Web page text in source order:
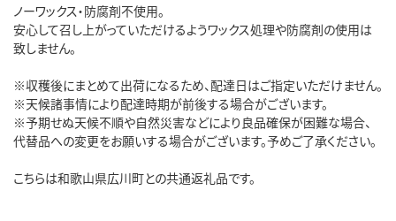
ノーワックス・防腐剤不使用。
安心して召し上がっていただけるようワックス処理や防腐剤の使用は
致しません。
※収穫後にまとめて出荷になるため、配達日はご指定いただけません。
※天候諸事情により配達時期が前後する場合がございます。
※予期せぬ天候不順や自然災害などにより良品確保が困難な場合、
代替品への変更をお願いする場合がございます。予めご了承ください。
こちらは和歌山県広川町との共通返礼品です。